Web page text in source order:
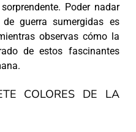
Poder nadar
guerra sumergidas es
observas cómo la
de estos fascinantes
COLORES DE LA